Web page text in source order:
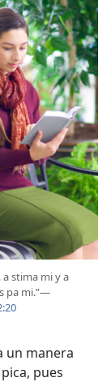
a stima mi y a
pa mi.”​—
un manera
pues